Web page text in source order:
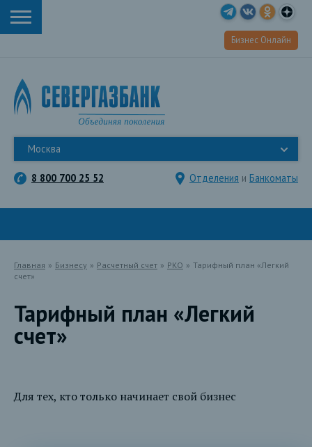
Бизнес Онлайн
Москва
8 800 700 25 52 Отделения и Банкоматы
Главная » Бизнесу » Расчетный счет » РКО » Тарифный план «Легкий
счет»
Тарифный план «Легкий
счет»
Для тех, кто только начинает свой бизнес